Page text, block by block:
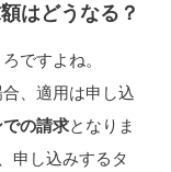
はどうなる？
ですよね。
、適用は申し込
の請求となりま
申し込みするタ